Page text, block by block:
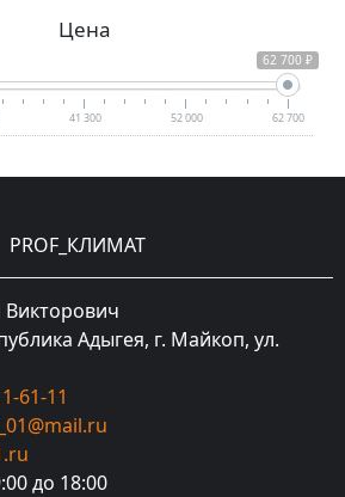
Цена
62 700 ₽
41 300 52 000 62 700
PROF_КЛИМАТ
Адыгея, г. Майкоп, ул.
61-11
до 18:00